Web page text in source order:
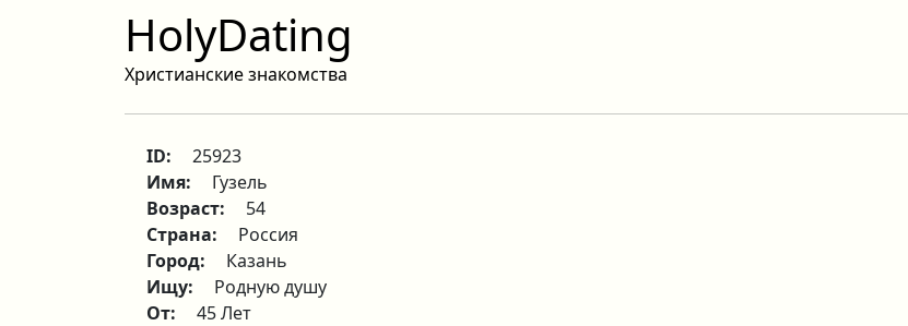
HolyDating
Христианские знакомства
ID:
25923
Имя:
Гузель
Возраст:
54
Страна:
Россия
Город:
Казань
Ищу:
Родную душу
От:
45 Лет